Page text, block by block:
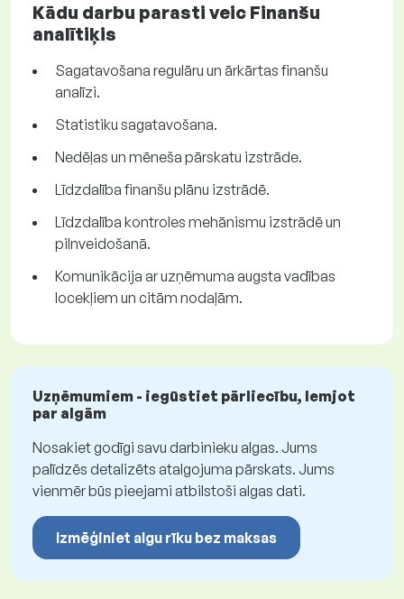
Kādu darbu parasti veic Finanšu
analītiķis
Sagatavošana regulāru un ārkārtas finanšu
analīzi.
Statistiku sagatavošana.
Nedēļas un mēneša pārskatu izstrāde.
Līdzdalība finanšu plānu izstrādē.
Līdzdalība kontroles mehānismu izstrādē un
pilnveidošanā.
Komunikācija ar uzņēmuma augsta vadības
locekļiem un citām nodaļām.
Uzņēmumiem - iegūstiet pārliecību, lemjot
par algām
Nosakiet godīgi savu darbinieku algas. Jums
palīdzēs detalizēts atalgojuma pārskats. Jums
vienmēr būs pieejami atbilstoši algas dati.
Izmēģiniet algu rīku bez maksas